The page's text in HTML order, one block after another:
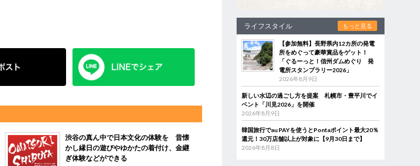
渋谷の真ん中で日本文化の体験を 昔懐
かし縁日の遊びやゆかたの着付け、金継
ぎ体験などができる
ライフスタイル もっと見る
【参加無料】長野県内12カ所の発電
所をめぐって豪華賞品をゲット！
「ぐるーっと！信州ダムめぐり 発
電所スタンプラリー2026」
2026年8月9日
新しい水辺の過ごし方を提案 札幌市・豊平川でイ
ベント「川見2026」を開催
2026年8月9日
韓国旅行でau PAYを使うとPontaポイント最大20％
還元！30万店舗以上が対象に【9月30日まで】
2026年8月8日